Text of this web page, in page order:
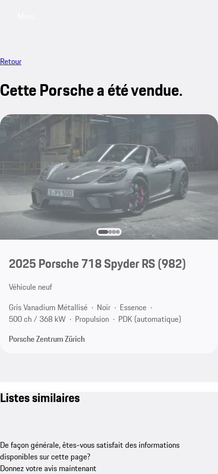
Retour
Cette Porsche a été vendue.
vendu
2025 Porsche 718 Spyder RS(982)
Véhicule neuf
Gris Vanadium Métallisé
Noir
Essence
500 ch / 368 kW
Propulsion
PDK (automatique)
Porsche Zentrum Zürich
Listes similaires
De façon générale, êtes-vous satisfait des informations
disponibles sur cette page?
Donnez votre avis maintenant